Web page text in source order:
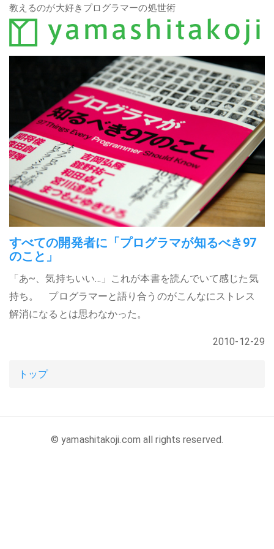
教えるのが大好きプログラマーの処世術
すべての開発者に「プログラマが知るべき97
のこと」
「あ~、気持ちいい…」これが本書を読んでいて感じた気
持ち。 プログラマーと語り合うのがこんなにストレス
解消になるとは思わなかった。
2010-12-29
トップ
© yamashitakoji.com all rights reserved.